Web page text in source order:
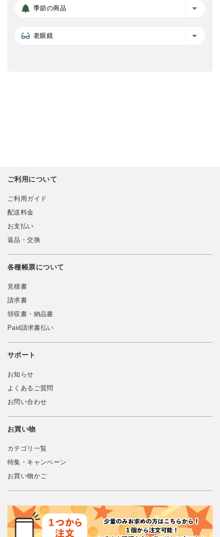
季節の商品
老眼鏡
ご利用について
ご利用ガイド
配送料金
お支払い
返品・交換
各種帳票について
見積書
請求書
領収書・納品書
Paid請求書払い
サポート
お知らせ
よくあるご質問
お問い合わせ
お買い物
カテゴリ一覧
特集・キャンペーン
お買い物かご